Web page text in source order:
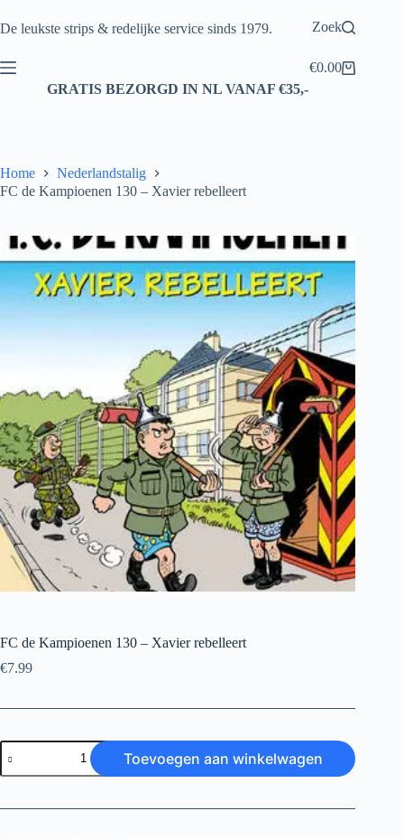
naar
De leukste strips & redelijke service sinds 1979. Zoek
Winkelwagen
€0.00
GRATIS BEZORGD IN NL VANAF €35,-
Home
Nederlandstalig
FC de Kampioenen 130 – Xavier rebelleert
FC de Kampioenen 130 – Xavier rebelleert
€7.99
FC
de
Kampioenen
-
Toevoegen aan winkelwagen